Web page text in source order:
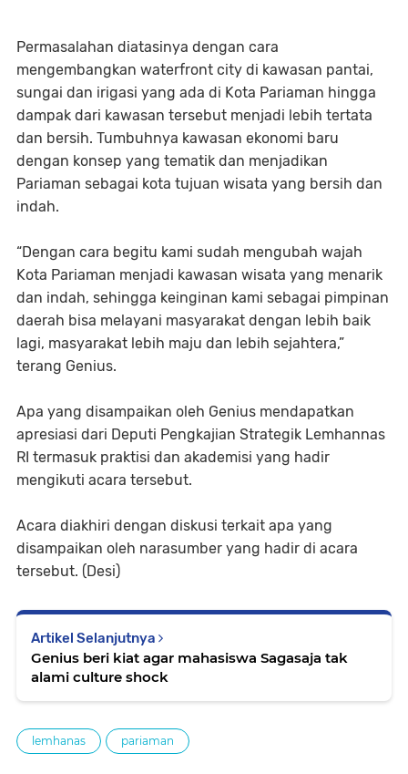
Permasalahan diatasinya dengan cara
mengembangkan waterfront city di kawasan pantai,
sungai dan irigasi yang ada di Kota Pariaman hingga
dampak dari kawasan tersebut menjadi lebih tertata
dan bersih. Tumbuhnya kawasan ekonomi baru
dengan konsep yang tematik dan menjadikan
Pariaman sebagai kota tujuan wisata yang bersih dan
indah.
“Dengan cara begitu kami sudah mengubah wajah
Kota Pariaman menjadi kawasan wisata yang menarik
dan indah, sehingga keinginan kami sebagai pimpinan
daerah bisa melayani masyarakat dengan lebih baik
lagi, masyarakat lebih maju dan lebih sejahtera,”
terang Genius.
Apa yang disampaikan oleh Genius mendapatkan
apresiasi dari Deputi Pengkajian Strategik Lemhannas
RI termasuk praktisi dan akademisi yang hadir
mengikuti acara tersebut.
Acara diakhiri dengan diskusi terkait apa yang
disampaikan oleh narasumber yang hadir di acara
tersebut. (Desi)
Artikel Selanjutnya
Genius beri kiat agar mahasiswa Sagasaja tak
alami culture shock
lemhanas pariaman